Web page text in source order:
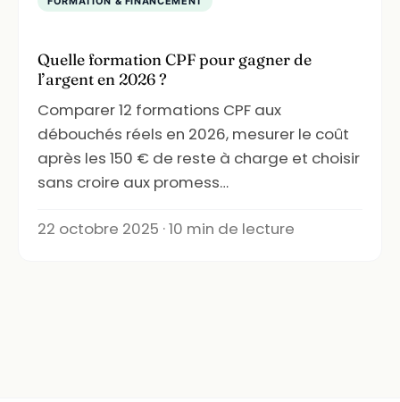
Quelle formation CPF pour gagner de
l’argent en 2026 ?
Comparer 12 formations CPF aux
débouchés réels en 2026, mesurer le coût
après les 150 € de reste à charge et choisir
sans croire aux promess…
22 octobre 2025 · 10 min de lecture